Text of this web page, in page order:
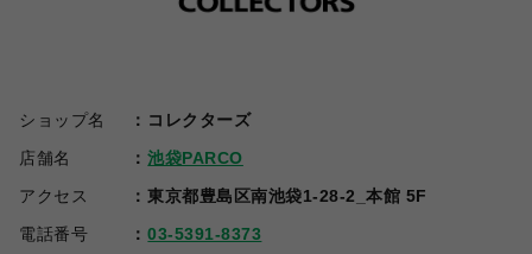
ショップ名
コレクターズ
店舗名
池袋PARCO
アクセス
東京都豊島区南池袋1-28-2_本館 5F
電話番号
03-5391-8373